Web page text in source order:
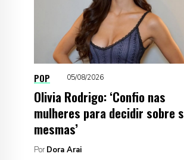
POP 05/08/2026
Olivia Rodrigo: ‘Confio nas
mulheres para decidir sobre
mesmas’
Por Dora Arai